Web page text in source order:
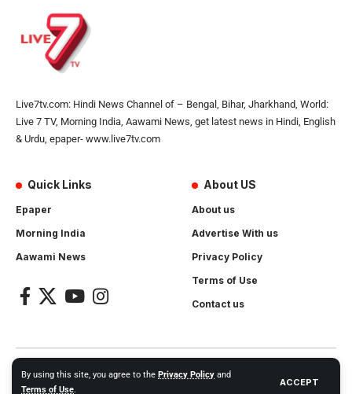
By using this site, you agree to the Privacy Policy and
Terms of Use.
ACCEPT
Live7tv.com: Hindi News Channel of – Bengal, Bihar, Jharkhand, World:
Live 7 TV, Morning India, Aawami News, get latest news in Hindi, English
& Urdu, epaper- www.live7tv.com
Quick Links
Epaper
Morning India
Aawami News
About US
About us
Advertise With us
Privacy Policy
Terms of Use
Contact us
2024- All Rights Reserved.Live 7 tv. Website Created by and